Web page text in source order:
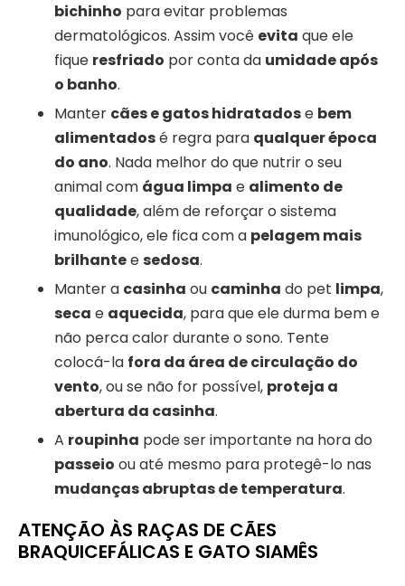
bichinho para evitar problemas
dermatológicos. Assim você evita que ele
fique resfriado por conta da umidade após
o banho.
Manter cães e gatos hidratadose bem
alimentadosé regra para qualquer época
do ano. Nada melhor do que nutrir o seu
animal com água limpa e alimento de
qualidade, além de reforçar o sistema
imunológico, ele fica com a pelagem mais
brilhanteesedosa.
Manter a casinha ou caminha do pet limpa,
seca e aquecida, para que ele durma bem e
não perca calor durante o sono. Tente
colocá-la fora da área de circulação do
vento, ou se não for possível, proteja a
abertura da casinha.
A roupinha pode ser importante na hora do
passeio ou até mesmo para protegê-lo nas
mudanças abruptas de temperatura.
ATENÇÃO ÀS RAÇAS DE CÃES
BRAQUICEFÁLICAS E GATO SIAMÊS